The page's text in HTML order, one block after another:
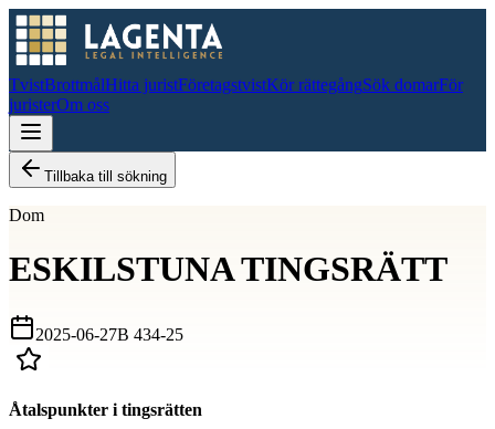
TvistBrottmålHitta juristFöretagstvistKör rättegångSök domarFör
juristerOm oss
Tillbaka till sökning
Dom
ESKILSTUNA TINGSRÄTT
2025-06-27B 434-25
Åtalspunkter i tingsrätten